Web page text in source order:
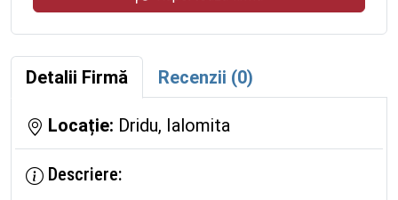
Detalii Firmă Recenzii (0)
Locație: Dridu, Ialomita
Descriere: